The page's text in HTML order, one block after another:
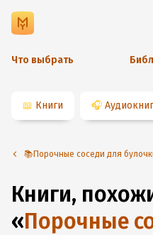
Что выбрать
📖 Книги 🎧
📚Порочные соседи для
Книги,
«Порочные